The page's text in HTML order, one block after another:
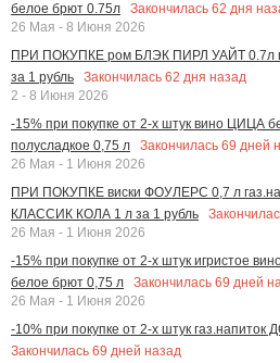
белое брют 0.75л
Закончилась 62 дня
26 Мая - 8 Июня 2026
ПРИ ПОКУПКЕ ром БЛЭК ПИРЛ УАЙТ 0.7л
за 1 рубль
Закончилась 62 дня назад
2 - 8 Июня 2026
-15% при покупке от 2-х штук вино ЦИЦА
полусладкое 0,75 л
Закончилась 69 дней
26 Мая - 1 Июня 2026
ПРИ ПОКУПКЕ виски ФОУЛЕРС 0,7 л
КЛАССИК КОЛА 1 л за 1 рубль
26 Мая - 1 Июня 2026
-15% при покупке от 2-х штук игристое
белое брют 0,75 л
Закончилась 69 дней
26 Мая - 1 Июня 2026
-10% при покупке от 2-х штук
Закончилась 69 дней назад